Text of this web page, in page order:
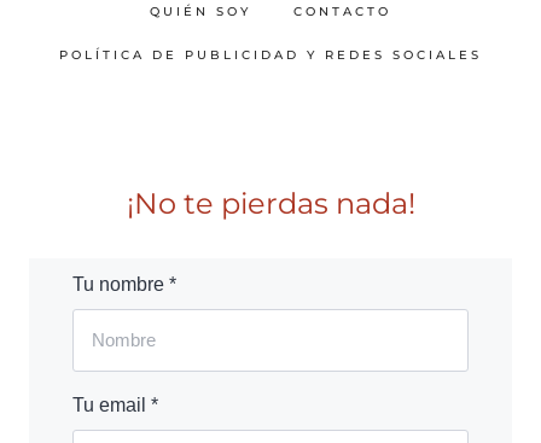
QUIÉN SOY CONTACTO
POLÍTICA DE PUBLICIDAD Y REDES SOCIALES
¡No te pierdas nada!
Tu nombre *
Tu email *